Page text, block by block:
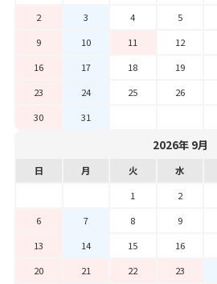
2
3 4 5
9
10 11 12
16
17 18 19
23
24 25 26
30
31
2026年 9月
日 月 火 水
1
2
6
7 8 9
13
14 15 16
20
21 22 23